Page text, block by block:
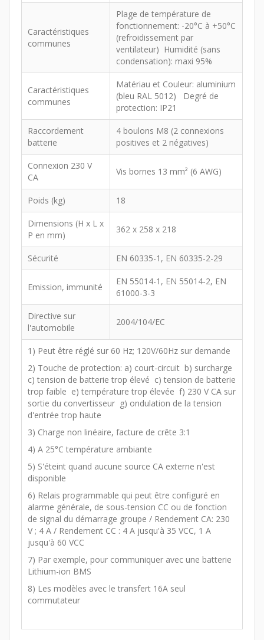
Caractéristiques
communes
Plage de température de
fonctionnement: -20°C à +50°C
(refroidissement par
ventilateur) Humidité (sans
condensation): maxi 95%
Caractéristiques
communes
Matériau et Couleur: aluminium
(bleu RAL 5012) Degré de
protection: IP21
Raccordement
batterie
4 boulons M8 (2 connexions
positives et 2 négatives)
Connexion 230 V
CA
Vis bornes 13 mm² (6 AWG)
Poids (kg) 18
Dimensions (H x L x
P en mm)
362 x 258 x 218
Sécurité EN 60335-1, EN 60335-2-29
Emission, immunité
EN 55014-1, EN 55014-2, EN
61000-3-3
Directive sur
l'automobile
2004/104/EC
1) Peut être réglé sur 60 Hz; 120V/60Hz sur demande
2) Touche de protection: a) court-circuit b) surcharge
c) tension de batterie trop élevé c) tension de batterie
trop faible e) température trop élevée f) 230 V CA sur
sortie du convertisseur g) ondulation de la tension
d'entrée trop haute
3) Charge non linéaire, facture de crête 3:1
4) A 25°C température ambiante
5) S'éteint quand aucune source CA externe n'est
disponible
6) Relais programmable qui peut être configuré en
alarme générale, de sous-tension CC ou de fonction
de signal du démarrage groupe / Rendement CA: 230
V ; 4 A / Rendement CC : 4 A jusqu'à 35 VCC, 1 A
jusqu'à 60 VCC
7) Par exemple, pour communiquer avec une batterie
Lithium-ion BMS
8) Les modèles avec le transfert 16A seul
commutateur